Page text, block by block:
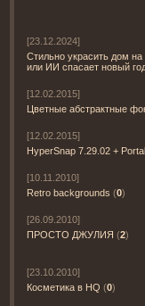
[23.12.2024]
Стильно украсить дом
или ИИ спасает новый
[12.02.2015]
Цветные абстрактные
[12.02.2015]
HyperSnap 7.29.02 +
[10.11.2010]
Retro backgrounds (0)
[26.09.2010]
ПРОСТО ДЖУЛИЯ (2)
[23.10.2010]
Косметика в HQ (0)